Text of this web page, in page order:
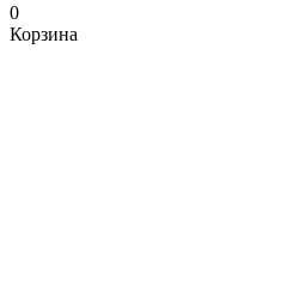
0
Корзина